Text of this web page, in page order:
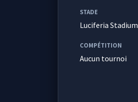
STADE
Luciferia Stadium
COMPÉTITION
Aucun tournoi